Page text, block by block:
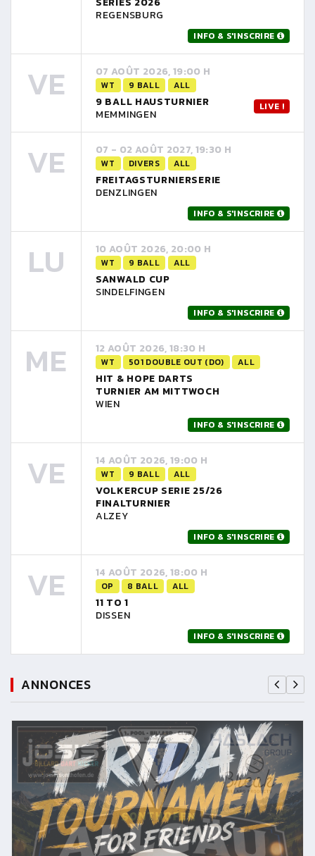
REGENSBURG
INFO & S'INSCRIRE
VE 07 AOÛT 2026, 19:00 H
WT 9 BALL ALL
9 BALL HAUSTURNIER
MEMMINGEN
LIVE !
VE 07 - 02 AOÛT 2027, 19:30 H
WT DIVERS ALL
FREITAGSTURNIERSERIE
DENZLINGEN
INFO & S'INSCRIRE
LU 10 AOÛT 2026, 20:00 H
WT 9 BALL ALL
SANWALD CUP
SINDELFINGEN
INFO & S'INSCRIRE
ME 12 AOÛT 2026, 18:30 H
WT 501 DOUBLE OUT (DO) ALL
HIT & HOPE DARTS
TURNIER AM MITTWOCH
WIEN
INFO & S'INSCRIRE
VE 14 AOÛT 2026, 19:00 H
WT 9 BALL ALL
VOLKERCUP SERIE 25/26
FINALTURNIER
ALZEY
INFO & S'INSCRIRE
VE 14 AOÛT 2026, 18:00 H
OP 8 BALL ALL
11 TO 1
DISSEN
INFO & S'INSCRIRE
ANNONCES